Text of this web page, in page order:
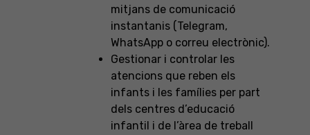
mitjans de comunicació
instantanis (Telegram,
WhatsApp o correu electrònic).
Gestionar i controlar les
atencions que reben els
infants i les famílies per part
dels centres d’educació
infantil i de l’àrea de treball